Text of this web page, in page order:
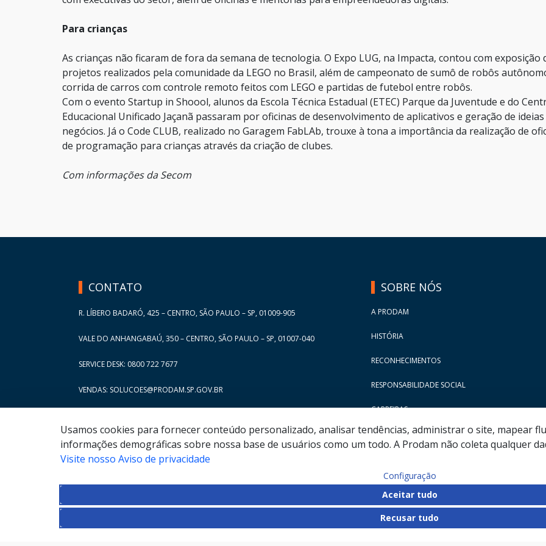
Para crianças
As crianças não ficaram de fora da semana de tecnologia. O Expo LUG, na Impacta, contou com exposição
projetos realizados pela comunidade da LEGO no Brasil, além de campeonato de sumô de robôs
corrida de carros com controle remoto feitos com LEGO e partidas de futebol entre robôs.
Com o evento Startup in Shoool, alunos da Escola Técnica Estadual (ETEC) Parque da Juventude e do
Educacional Unificado Jaçanã passaram por oficinas de desenvolvimento de aplicativos e geração de ideias
negócios. Já o Code CLUB, realizado no Garagem FabLAb, trouxe à tona a importância da realização de
de programação para crianças através da criação de clubes.
Com informações da Secom
CONTATO
R. LÍBERO BADARÓ, 425 – CENTRO, SÃO PAULO – SP, 01009-905
VALE DO ANHANGABAÚ, 350 – CENTRO, SÃO PAULO – SP, 01007-040
SERVICE DESK: 0800 722 7677
VENDAS: SOLUCOES@PRODAM.SP.GOV.BR
SOBRE NÓS
A PRODAM
HISTÓRIA
RECONHECIMENTOS
RESPONSABILIDADE SOCIAL
CARREIRAS
, Empresa de Tecnologia da Informação e Comunicação do
Usamos cookies para fornecer conteúdo personalizado, analisar tendências, administrar o site, mapear
informações demográficas sobre nossa base de usuários como um todo. A Prodam não coleta qualquer
Visite nosso Aviso de privacidade
Configuração
Aceitar tudo
Recusar tudo